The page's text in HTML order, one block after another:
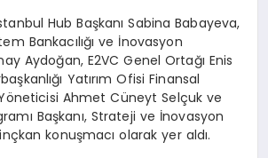
Hub Başkanı Sabina Babayeva,
Bankacılığı ve İnovasyon
Aydoğan, E2VC Genel Ortağı Enis
Yatırım Ofisi Finansal
Ahmet Cüneyt Selçuk ve
Başkanı, Strateji ve İnovasyon
konuşmacı olarak yer aldı.